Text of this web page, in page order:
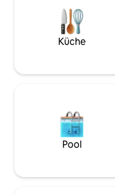
Vorstellungen im
unseren Reisen
Moment der Ruhe zu
und ruhiger Garten
Küche
Pool